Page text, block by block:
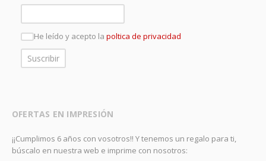
He leído y acepto la poltica de privacidad
OFERTAS EN IMPRESIÓN
¡¡Cumplimos 6 años con vosotros!! Y tenemos un regalo para ti,
búscalo en nuestra web e imprime con nosotros: